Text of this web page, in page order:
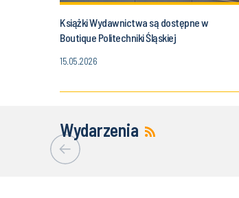
Książki Wydawnictwa są dostępne w
Boutique Politechniki Śląskiej
15.05.2026
Wydarzenia